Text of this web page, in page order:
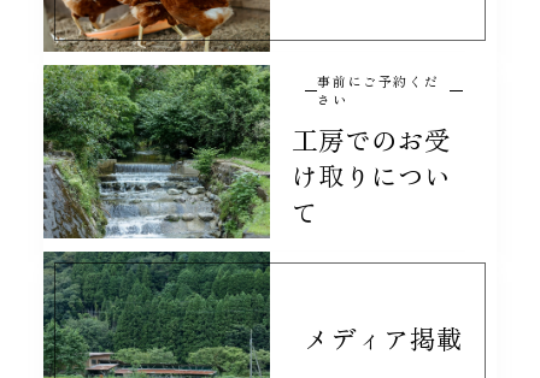
le fleuveのクッキー缶
2026/07/19
どれも美味しいかったです
2026/07/19
濃厚な味わいで美味しかったです。
事前にご予約くだ
さい
工房でのお受
け取りについ
て
メディア掲載